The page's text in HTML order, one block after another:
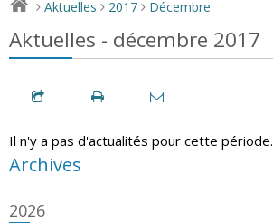
> Aktuelles > 2017 > Décembre
Aktuelles - décembre 2017
Il n'y a pas d'actualités pour cette période.
Archives
2026